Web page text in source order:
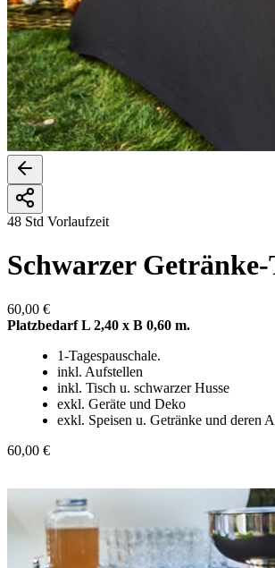
48 Std Vorlaufzeit
Schwarzer
60,00 €
Platzbedarf L 2,40 x B 0,60 m.
1-Tagespauschale.
inkl. Aufstellen
inkl. Tisch u. schwarzer Husse
exkl. Geräte und Deko
exkl. Speisen u. Getränke und deren
60,00 €